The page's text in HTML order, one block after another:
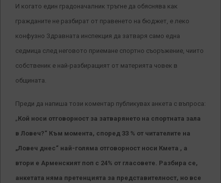
И когато един градоначалник тръгне да обяснява как
гражданите не разбират от правенето на бюджет, е леко
конфузно Здравната инспекция да затваря само една
седмица след неговото приемане спортно съоръжение, чиито
собственик е най-разбиращият от материята човек в
общината.
Преди да напиша този коментар публикувах анкета с въпроса:
„Кой носи отговорност за затварянето на спортната зала
в Ловеч?“ Към момента, според 33 % от читателите на
„Ловеч днес“ най-голяма отговорност носи Кмета , а
втори е Арменският поп с 24% от гласовете. Разбира се,
анкетата няма претенцията за представителност, но все